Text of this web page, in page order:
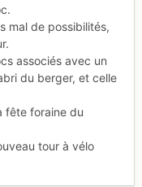
mal de possibilités,
associés avec un
du berger, et celle
fête foraine du
tour à vélo